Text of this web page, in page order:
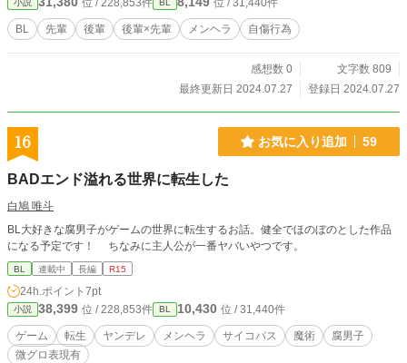
小説 位 / 228,853件 BL 位 / 31,440件
BL 先輩 後輩 後輩×先輩 メンヘラ 自傷行為
感想数 0
文字数 809
最終更新日 2024.07.27
登録日 2024.07.27
16 お気に入り追加 59
BADエンド溢れる世界に転生した
白鳩 唯斗
BL大好きな腐男子がゲームの世界に転生するお話。健全でほのぼのとした作品
になる予定です！ ちなみに主人公が一番ヤバいやつです。
BL 連載中 長編 R15
24h.ポイント 7pt
小説 38,399 位 / 228,853件 BL 10,430 位 / 31,440件
ゲーム 転生 ヤンデレ メンヘラ サイコパス 魔術
腐男子
微グロ表現有